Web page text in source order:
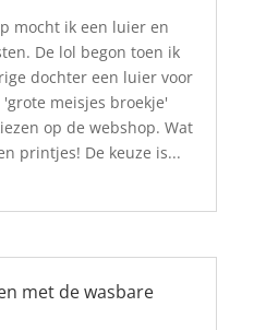
mocht ik een luier en
De lol begon toen ik
dochter een luier voor
meisjes broekje'
op de webshop. Wat
printjes! De keuze is...
met de wasbare